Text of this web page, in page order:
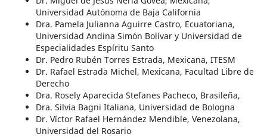
Universidad Autónoma de Baja California
Dra. Pamela Julianna Aguirre Castro, Ecuatoriana,
Universidad Andina Simón Bolívar y Universidad de
Especialidades Espíritu Santo
Dr. Pedro Rubén Torres Estrada, Mexicana, ITESM
Dr. Rafael Estrada Michel, Mexicana, Facultad Libre de
Derecho
Dra. Rosely Aparecida Stefanes Pacheco, Brasileña,
Dra. Silvia Bagni Italiana, Universidad de Bologna
Dr. Víctor Rafael Hernández Mendible, Venezolana,
Universidad del Rosario